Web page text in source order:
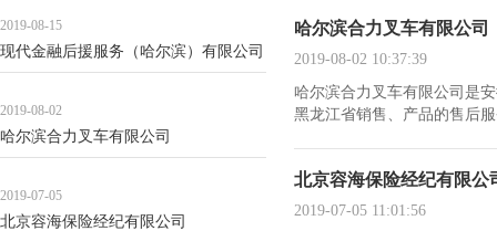
2019-08-15
现代金融后援服务（哈尔滨）有限公司
2019-08-02
哈尔滨合力叉车有限公司
2019-07-05
北京容海保险经纪有限公司
哈尔滨合力叉车有限公司
2019-08-02 10:37:39
哈尔滨合力叉车有限公司是
黑龙江省销售、产品的售后
北京容海保险经纪有限公
2019-07-05 11:01:56